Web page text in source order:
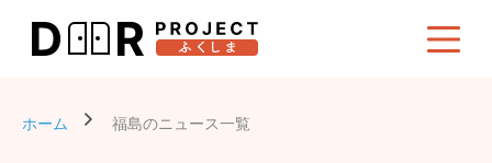
ホーム 福島のニュース一覧